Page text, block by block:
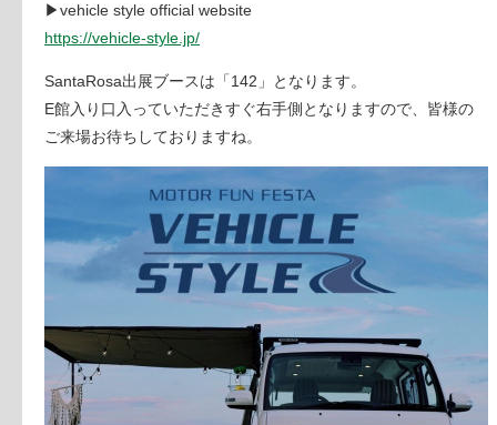
▶vehicle style official website
https://vehicle-style.jp/
SantaRosa出展ブースは「142」となります。
E館入り口入っていただきすぐ右手側となりますので、皆様の
ご来場お待ちしておりますね。